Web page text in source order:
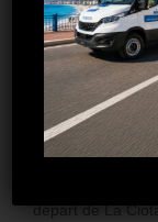
Road trip hors
Ciotat et les
départ de La